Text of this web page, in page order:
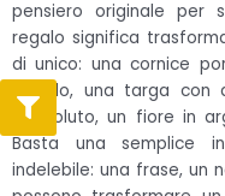
pensiero originale per
regalo significa
di unico: una cornice
mondo, una targa
benvoluto, un fiore in
Basta una semplice
indelebile: una frase, un